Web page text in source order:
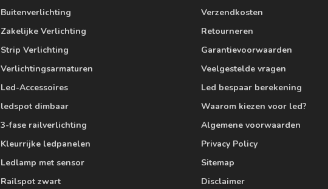
Buitenverlichting
Zakelijke Verlichting
Strip Verlichting
Verlichtingsarmaturen
Led-Accessoires
ledspot dimbaar
3-fase railverlichting
Kleurrijke ledpanelen
Ledlamp met sensor
Railspot zwart
Verzendkosten
Retourneren
Garantievoorwaarden
Veelgestelde vragen
Led bespaar berekening
Waarom kiezen voor led?
Algemene voorwaarden
Privacy Policy
Sitemap
Disclaimer